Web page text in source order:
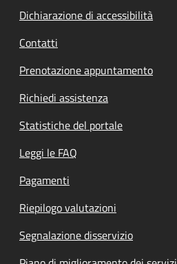
Dichiarazione di accessibilità
Contatti
Prenotazione appuntamento
Richiedi assistenza
Statistiche del portale
Leggi le FAQ
Pagamenti
Riepilogo valutazioni
Segnalazione disservizio